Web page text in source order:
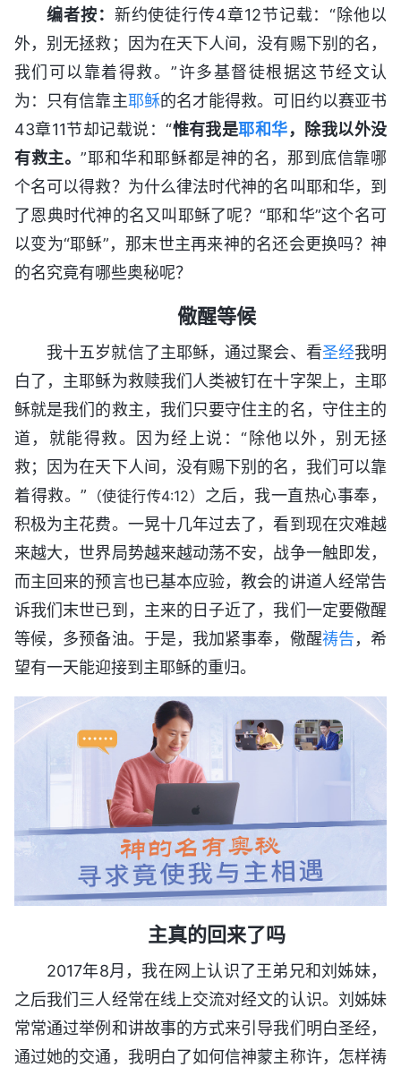
编者按： 新约使徒行传4章12节记载：“除他以
外，别无拯救；因为在天下人间，没有赐下别的名，
我们可以靠着得救。”许多基督徒根据这节经文认
为：只有信靠主耶稣的名才能得救。可旧约以赛亚书
43章11节却记载说：“惟有我是耶和华，除我以外没
有救主。”耶和华和耶稣都是神的名，那到底信靠哪
个名可以得救？为什么律法时代神的名叫耶和华，到
了恩典时代神的名又叫耶稣了呢？“耶和华”这个名可
以变为“耶稣”，那末世主再来神的名还会更换吗？神
的名究竟有哪些奥秘呢？
儆醒等候
我十五岁就信了主耶稣，通过聚会、看圣经我明
白了，主耶稣为救赎我们人类被钉在十字架上，主耶
稣就是我们的救主，我们只要守住主的名，守住主的
道，就能得救。因为经上说：“除他以外，别无拯
救；因为在天下人间，没有赐下别的名，我们可以靠
着得救。” （使徒行传4:12） 之后，我一直热心事奉，
积极为主花费。一晃十几年过去了，看到现在灾难越
来越大，世界局势越来越动荡不安，战争一触即发，
而主回来的预言也已基本应验，教会的讲道人经常告
诉我们末世已到，主来的日子近了，我们一定要儆醒
等候，多预备油。于是，我加紧事奉，儆醒祷告，希
望有一天能迎接到主耶稣的重归。
主真的回来了吗
2017年8月，我在网上认识了王弟兄和刘姊妹，
之后我们三人经常在线上交流对经文的认识。刘姊妹
常常通过举例和讲故事的方式来引导我们明白圣经，
通过她的交通，我明白了如何信神蒙主称许，怎样祷